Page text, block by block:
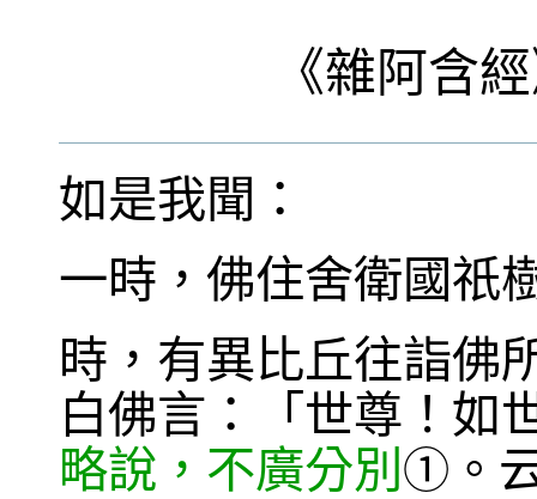
《雜阿含
如是我聞：
一時，佛住舍衛國祇
時，有異比丘往詣佛
白佛言：「世尊！如
略說，不廣分別 ① 。